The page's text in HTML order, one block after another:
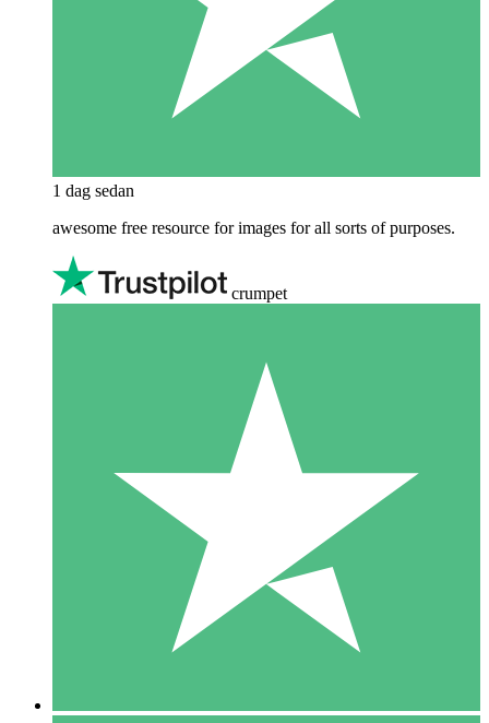
1 dag sedan
awesome free resource for images for all sorts of purposes.
crumpet